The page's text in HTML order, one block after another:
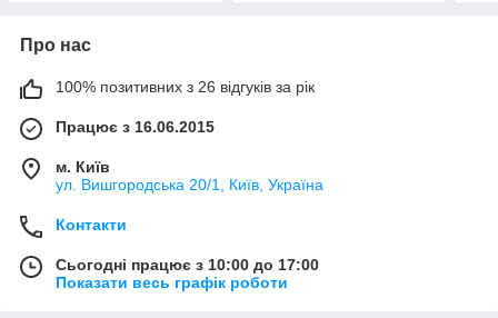
Про нас
100% позитивних з 26 відгуків за рік
Працює з 16.06.2015
м. Київ
ул. Вишгородська 20/1, Київ, Україна
Контакти
Сьогодні працює з 10:00 до 17:00
Показати весь графік роботи